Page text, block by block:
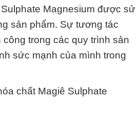
Magnesium được sử
sản phẩm. Sự tương tác
trong các quy trình sản
sức mạnh của mình trong
chất Magiê Sulphate